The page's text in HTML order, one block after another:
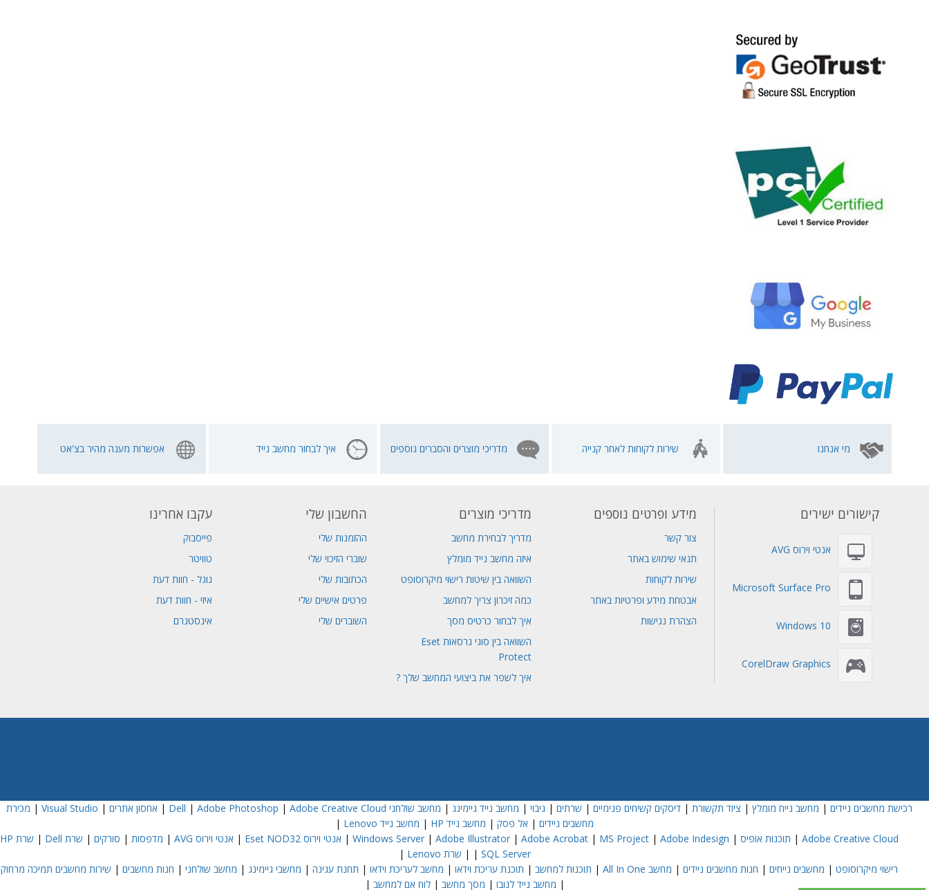
מי אנחנו שירות לקוחות לאחר קנייה מדריכי מוצרים והסברים נוספים איך לבחור מחשב נייד אפשרות מענה מהיר בצ'אט
קישורים ישירים
אנטי וירוס AVG
Microsoft Surface Pro
Windows 10
CorelDraw Graphics
מידע ופרטים נוספים
צור קשר
תנאי שימוש באתר
שירות לקוחות
אבטחת מידע ופרטיות באתר
הצהרת נגישות
מדריכי מוצרים
מדריך לבחירת מחשב
איזה מחשב נייד מומלץ
השוואה בין שיטות רישוי מיקרוסופט
כמה זיכרון צריך למחשב
איך לבחור כרטיס מסך
השוואה בין סוגי גרסאות Eset
Protect
איך לשפר את ביצועי המחשב שלך ?
החשבון שלי
ההזמנות שלי
שוברי הזיכוי שלי
הכתובות שלי
פרטים אישיים שלי
השוברים שלי
עקבו אחרינו
פייסבוק
טוויטר
גוגל - חוות דעת
איזי - חוות דעת
אינסטגרם
רכישת מחשבים ניידים | מחשב נייח מומלץ | ציוד תקשורת |דיסקים קשיחים פנימיים | שרתים | גיבוי | מחשב נייד גיימינג | מחשב שולחני Dell | Adobe Photoshop | Adobe Creative Cloud
| אחסון אתרים |
Visual Studio
| מכירת
מחשבים ניידים | אל פסק | מחשב נייד HP | מחשב נייד Lenovo
|
Adobe Creative Cloud
| תוכנות אופיס |
Windows Server | Adobe Illustrator | Adobe Acrobat | MS Project | Adobe Indesign
| אנטי וירוס Eset NOD32 | אנטי וירוס AVG | מדפסות | סורקים | שרת Dell | שרת HP
| SQL Server
| שרת Lenovo
|
רישוי מיקרוסופט | מחשבים נייחים | חנות מחשבים ניידים | מחשב All In One | תוכנות למחשב | תוכנת עריכת וידאו | מחשב לעריכת וידאו | תחנת עגינה | מחשבי גיימינג | מחשב שולחני | חנות מחשבים | שירות מחשבים תמיכה מרחוק
| מחשב נייד לנובו | מסך מחשב |לוח אם למחשב |